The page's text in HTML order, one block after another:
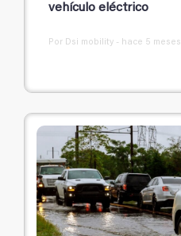
vehículo eléctrico
Por Dsi mobility - hace 5 meses